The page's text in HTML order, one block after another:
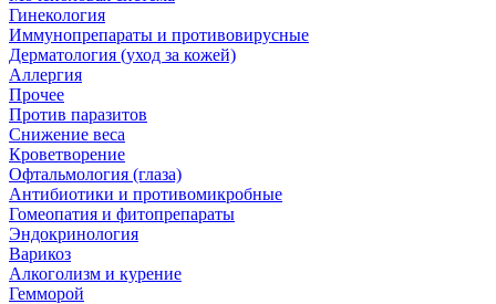
Гинекология
Иммунопрепараты и противовирусные
Дерматология (уход за кожей)
Аллергия
Прочее
Против паразитов
Снижение веса
Кроветворение
Офтальмология (глаза)
Антибиотики и противомикробные
Гомеопатия и фитопрепараты
Эндокринология
Варикоз
Алкоголизм и курение
Гемморой